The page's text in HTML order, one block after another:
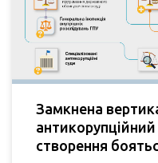
Замкнена
створення